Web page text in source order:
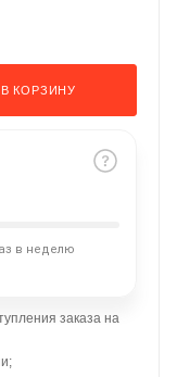
В КОРЗИНУ
в неделю
заказа на
раз в 2